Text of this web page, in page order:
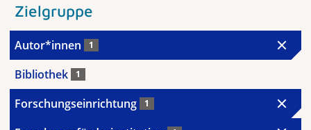
Zielgruppe
Autor*innen 1
Bibliothek 1
Forschungseinrichtung 1